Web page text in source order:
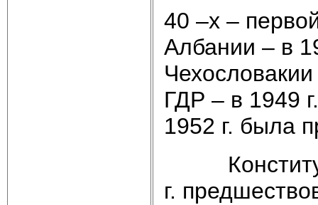
40 –х –
Албании – в
ГДР – в 1949
1952 г. была
г.